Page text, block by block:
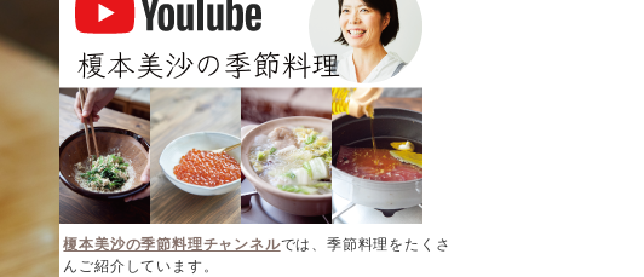
榎本美沙の季節料理チャンネルでは、季節料理をたくさ
んご紹介しています。